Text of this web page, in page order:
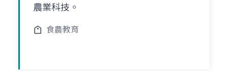
農業科技。
食農教育